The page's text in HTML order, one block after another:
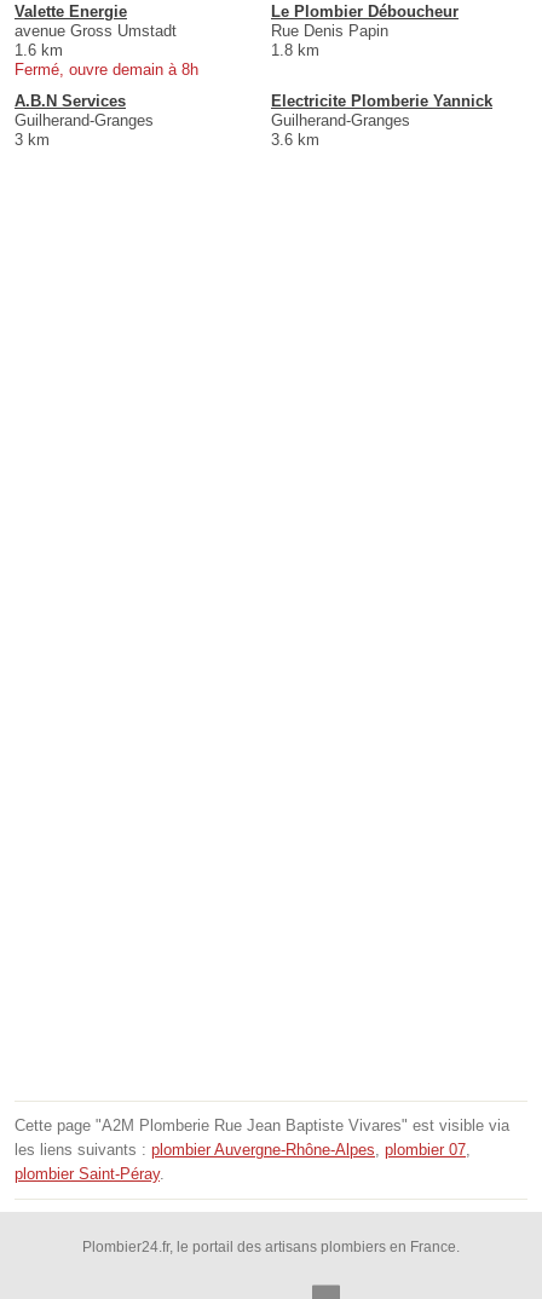
Valette Energie
avenue Gross Umstadt
1.6 km
Fermé, ouvre demain à 8h
Le Plombier Déboucheur
Rue Denis Papin
1.8 km
A.B.N Services
Guilherand-Granges
3 km
Electricite Plomberie Yannick
Guilherand-Granges
3.6 km
Cette page "A2M Plomberie Rue Jean Baptiste Vivares" est visible via
les liens suivants : plombier Auvergne-Rhône-Alpes plombier 07
plombier Saint-Péray.
Plombier24.fr, le portail des artisans plombiers en France.